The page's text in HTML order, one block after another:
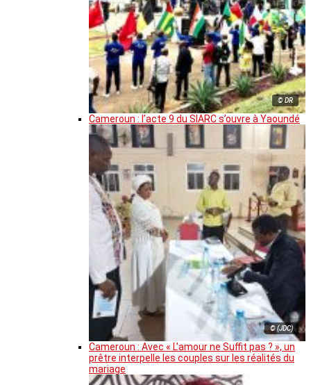
© DR
Cameroun : l’acte 9 du SIARC s’ouvre à Yaoundé
© (JDC)
Cameroun : Avec « L’amour ne Suffit pas ? », un
prêtre interpelle les couples sur les réalités du
mariage